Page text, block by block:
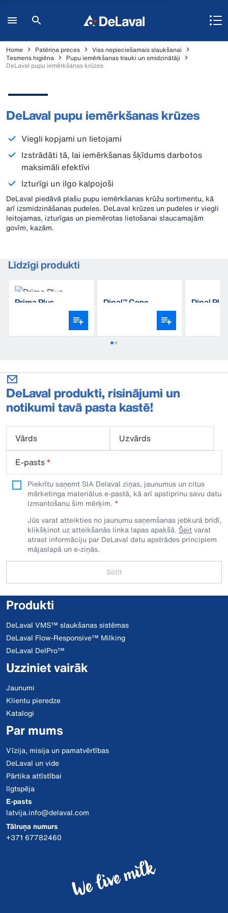
Home Patēriņa preces
Viss nepieciešamais slaukšanai
Tesmens higiēna
Pupu iemērkšanas trauki un smidzinātāji
DeLaval pupu iemērkšanas krūzes
DeLaval pupu iemērkšanas krūzes
Viegli kopjami un lietojami
Izstrādāti tā, lai iemērkšanas šķīdums darbotos
maksimāli efektīvi
Izturīgi un ilgo kalpojoši
DeLaval piedāvā plašu pupu iemērkšanas krūžu sortimentu, kā
arī izsmidzināšanas pudeles. DeLaval krūzes un pudeles ir viegli
leitojamas, izturīgas un piemērotas lietošanai slaucamajām
govīm, kazām.
Līdzīgi produkti
Prima Plus Dipal™ Conc Dipal Plus
DeLaval produkti, risinājumi un
notikumi tavā pasta kastē!
Vārds
Uzvārds
E-pasts*
Piekrītu saņemt SIA Delaval ziņas, jaunumus un citus
mārketinga materiālus e-pastā, kā arī apstiprinu savu datu
izmantošanu šim mērķim.
Jūs varat atteikties no jaunumu saņemšanas jebkurā brīdī,
klikšķinot uz atteikšanās linka lapas apakšā. Šeitvarat
atrast informāciju par DeLaval datu apstrādes principiem
mājaslapā un e-ziņās.
Sūtīt
Produkti
DeLaval VMS™ slaukšanas sistēmas
DeLaval Flow-Responsive™ Milking
DeLaval DelPro™
Uzziniet vairāk
Jaunumi
Klientu pieredze
Katalogi
Par mums
Vīzija, misija un pamatvērtības
DeLaval un vide
Pārtika attīstībai
Ilgtspēja
E-pasts
latvija.info@delaval.com
Tālruņa numurs
+371 67782460